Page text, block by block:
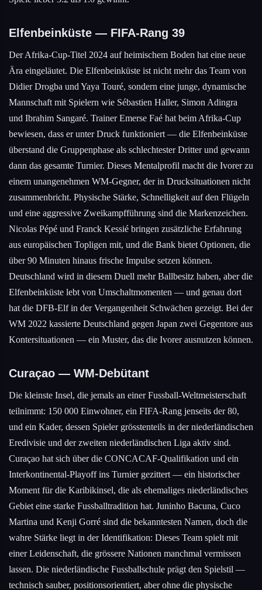
Elfenbeinküste — FIFA-Rang 39
Der Afrika-Cup-Titel 2024 auf heimischem Boden hat eine neue
Ära eingeläutet. Die Elfenbeinküste ist nicht mehr das Team von
Didier Drogba und Yaya Touré, sondern eine junge, dynamische
Mannschaft mit Spielern wie Sébastien Haller, Simon Adingra
und Ibrahim Sangaré. Trainer Emerse Faé hat beim Afrika-Cup
bewiesen, dass er unter Druck funktioniert — die Elfenbeinküste
überstand die Gruppenphase als schlechtester Dritter und gewann
dann das gesamte Turnier. Dieses Mentalprofil macht die Ivorer zu
einem unangenehmen WM-Gegner, der in Drucksituationen nicht
zusammenbricht. Physische Stärke, Schnelligkeit auf den Flügeln
und eine aggressive Zweikampfführung sind die Markenzeichen.
Nicolas Pépé und Franck Kessié bringen zusätzliche Erfahrung
aus europäischen Topligen mit, und die Bank bietet Optionen, die
über 90 Minuten hinaus frische Impulse setzen können.
Deutschland wird in diesem Duell mehr Ballbesitz haben, aber die
Elfenbeinküste lebt von Umschaltmomenten — und genau dort
hat die DFB-Elf in der Vergangenheit Schwächen gezeigt. Bei der
WM 2022 kassierte Deutschland gegen Japan zwei Gegentore aus
Kontersituationen — ein Muster, das die Ivorer ausnutzen können.
Curaçao — WM-Debütant
Die kleinste Insel, die jemals an einer Fussball-Weltmeisterschaft
teilnimmt: 150 000 Einwohner, ein FIFA-Rang jenseits der 80,
und ein Kader, dessen Spieler grösstenteils in der niederländischen
Eredivisie und der zweiten niederländischen Liga aktiv sind.
Curaçao hat sich über die CONCACAF-Qualifikation und ein
Interkontinental-Playoff ins Turnier gezittert — ein historischer
Moment für die Karibikinsel, die als ehemaliges niederländisches
Gebiet eine starke Fussballtradition hat. Juninho Bacuna, Cuco
Martina und Kenji Gorré sind die bekanntesten Namen, doch die
wahre Stärke liegt in der Identifikation: Dieses Team spielt mit
einer Leidenschaft, die grössere Nationen manchmal vermissen
lassen. Die niederländische Fussballschule prägt den Spielstil —
technisch sauber, positionsorientiert, aber ohne die physische